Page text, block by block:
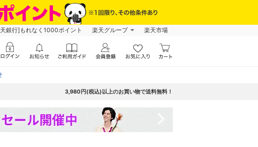
銀行]もれなく1000ポイント 楽天グループ 楽天市場
3,980円(税込)以上のお買い物で送料無料！